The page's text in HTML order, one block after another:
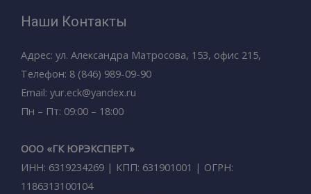
Наши Контакты
Адрес: ул. Александра Матросова, 153, офис 215,
Телефон: 8 (846) 989-09-90
Email: yur.eck@yandex.ru
Пн – Пт: 09:00 – 18:00
ООО «ГК ЮРЭКСПЕРТ»
ИНН: 6319234269 | КПП: 631901001 | ОГРН:
1186313100104